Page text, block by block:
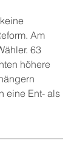
Am
63
höhere
eine Ent- als